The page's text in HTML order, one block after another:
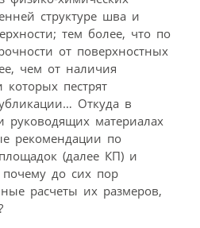
структуре шва и
тем более, что по
от поверхностных
чем от наличия
пестрят
Откуда в
руководящих материалах
рекомендации по
(далее КП) и
почему до сих пор
расчеты их размеров,